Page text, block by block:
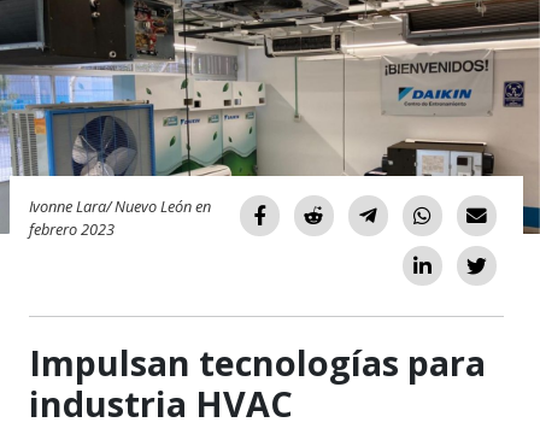
Ivonne Lara/ Nuevo León en
febrero 2023
Impulsan tecnologías para
industria HVAC